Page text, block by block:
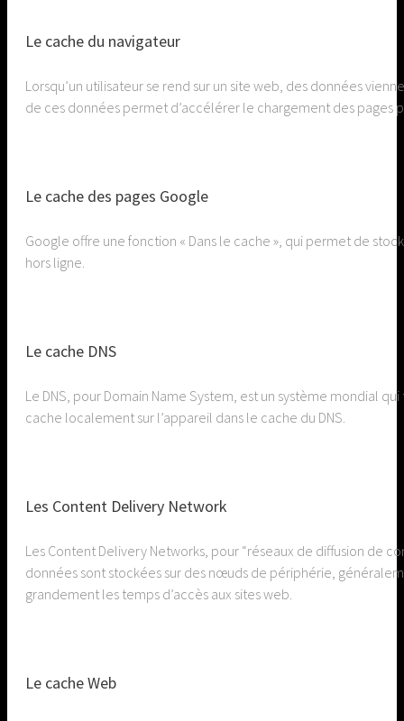
Le cache du navigateur
Lorsqu’un utilisateur se rend sur un site web, des données
de ces données permet d’accélérer le chargement des pages
Le cache des pages Google
Google offre une fonction « Dans le cache », qui permet de
hors ligne.
Le cache DNS
Le DNS, pour Domain Name System, est un système mondial
cache localement sur l’appareil dans le cache du DNS.
Les Content Delivery Network
Les Content Delivery Networks, pour “réseaux de diffusion de
données sont stockées sur des nœuds de périphérie,
grandement les temps d’accès aux sites web.
Le cache Web